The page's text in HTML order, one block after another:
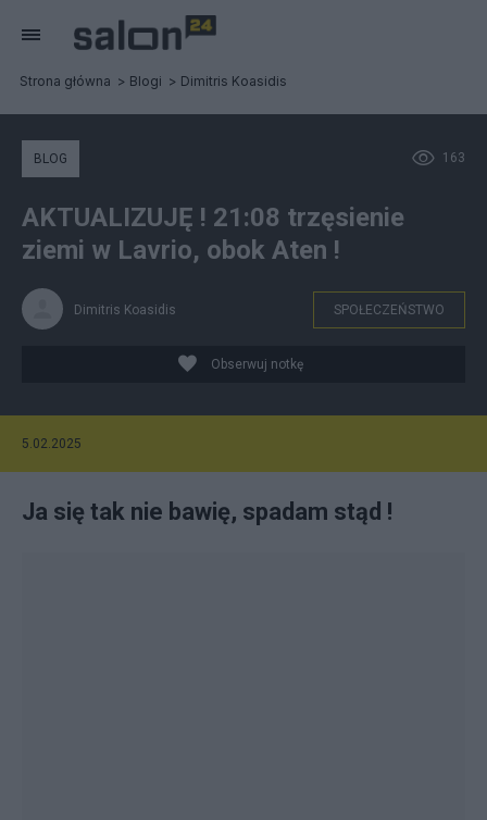
Strona główna Blogi Dimitris Koasidis
163
BLOG
AKTUALIZUJĘ ! 21:08 trzęsienie
ziemi w Lavrio, obok Aten !
Dimitris Koasidis SPOŁECZEŃSTWO
Obserwuj notkę
5.02.2025
Ja się tak nie bawię, spadam stąd !